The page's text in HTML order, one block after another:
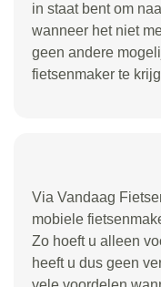
in staat bent om
wanneer het niet
geen andere
fietsenmaker te
Via Vandaag
mobiele
Zo hoeft u alleen
heeft u dus geen